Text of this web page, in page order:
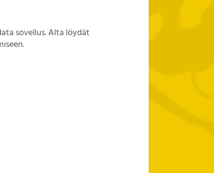
sovellus. Alta löydät